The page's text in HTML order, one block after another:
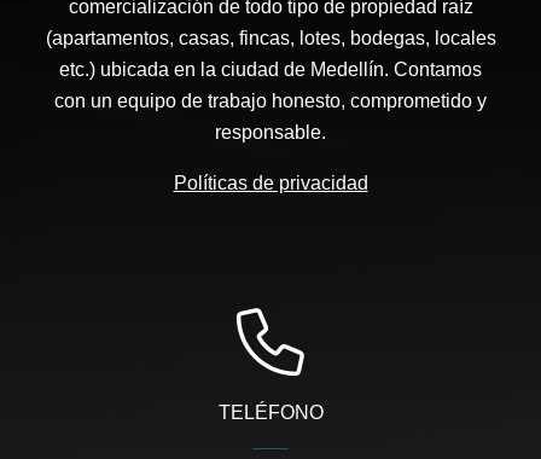
comercialización de todo tipo de propiedad raíz
(apartamentos, casas, fincas, lotes, bodegas, locales
etc.) ubicada en la ciudad de Medellín. Contamos
con un equipo de trabajo honesto, comprometido y
responsable.
Políticas de privacidad
TELÉFONO